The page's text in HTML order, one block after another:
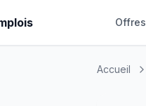
Offres
Accueil